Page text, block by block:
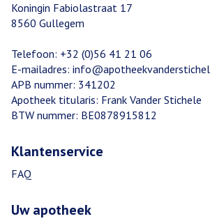
Koningin Fabiolastraat 17
8560 Gullegem
Telefoon: +32 (0)56 41 21 06
E-mailadres: info@
APB nummer: 341202
Apotheek titularis: Frank Vander Stichele
BTW nummer: BE0878915812
Klantenservice
FAQ
Uw apotheek